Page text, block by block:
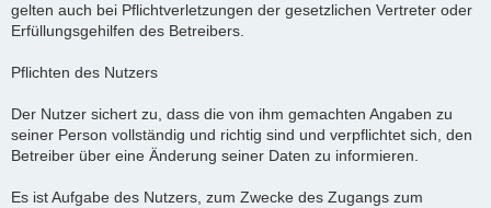
gelten auch bei Pflichtverletzungen der gesetzlichen Vertreter oder
Erfüllungsgehilfen des Betreibers.
Pflichten des Nutzers
Der Nutzer sichert zu, dass die von ihm gemachten Angaben zu
seiner Person vollständig und richtig sind und verpflichtet sich, den
Betreiber über eine Änderung seiner Daten zu informieren.
Es ist Aufgabe des Nutzers, zum Zwecke des Zugangs zum